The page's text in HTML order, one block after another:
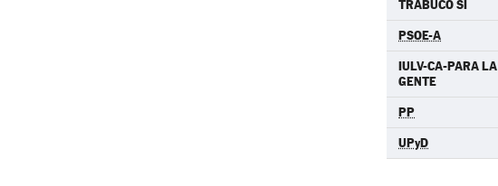
TRABUCO SI
PSOE-A
IULV-CA-PARA LA
GENTE
PP
UPyD